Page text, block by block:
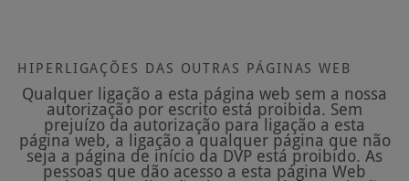
HIPERLIGAÇÕES DAS OUTRAS PÁGINAS WEB
Qualquer ligação a esta página web sem a nossa
autorização por escrito está proibida. Sem
prejuízo da autorização para ligação a esta
página web, a ligação a qualquer página que não
seja a página de início da DVP está proibido. As
pessoas que dão acesso a esta página Web